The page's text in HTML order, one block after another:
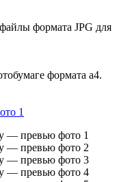
формата JPG для
формата а4.